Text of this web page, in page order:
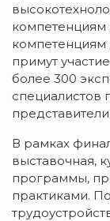
компетенциям
компетенциям
примут
более 300
специалистов
В рамках
выставочная,
программы,
практиками.